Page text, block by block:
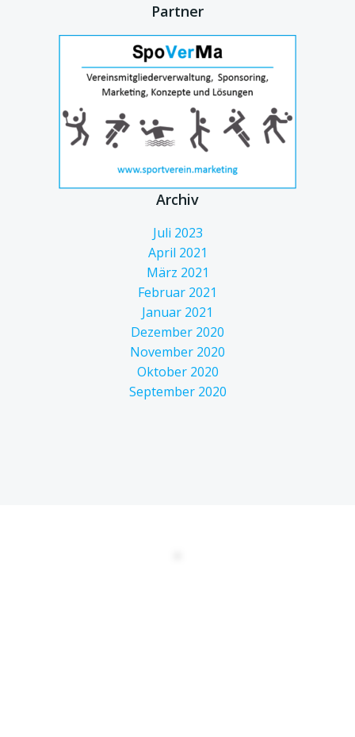
Partner
Archiv
Juli 2023
April 2021
März 2021
Februar 2021
Januar 2021
Dezember 2020
November 2020
Oktober 2020
September 2020